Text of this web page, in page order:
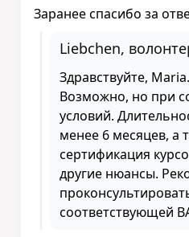
Заранее спасибо за
Liebchen,
Здравствуйте, Maria.
Возможно, но при
условий.
менее 6 месяцев, а
сертификация
другие нюансы.
соответствующей